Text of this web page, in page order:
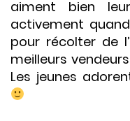
aiment bien
activement
pour récolter de
meilleurs
Les jeunes